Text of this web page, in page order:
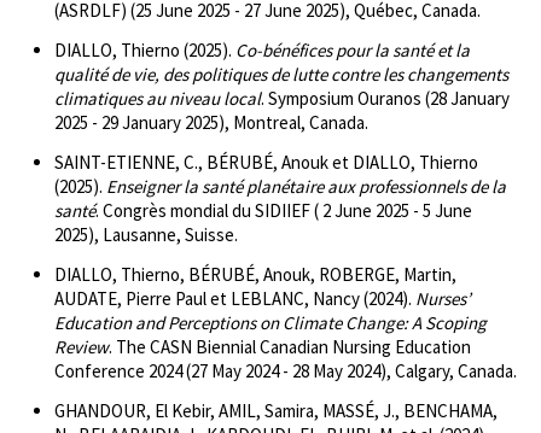
(ASRDLF) (25 June 2025 - 27 June 2025), Québec, Canada.
DIALLO, Thierno (2025). Co-bénéfices pour la santé et la
qualité de vie, des politiques de lutte contre les changements
climatiques au niveau local. Symposium Ouranos (28 January
2025 - 29 January 2025), Montreal, Canada.
SAINT-ETIENNE, C., BÉRUBÉ, Anouk et DIALLO, Thierno
(2025). Enseigner la santé planétaire aux professionnels de la
santé. Congrès mondial du SIDIIEF ( 2 June 2025 - 5 June
2025), Lausanne, Suisse.
DIALLO, Thierno, BÉRUBÉ, Anouk, ROBERGE, Martin,
AUDATE, Pierre Paul et LEBLANC, Nancy (2024). Nurses’
Education and Perceptions on Climate Change: A Scoping
Review. The CASN Biennial Canadian Nursing Education
Conference 2024 (27 May 2024 - 28 May 2024), Calgary, Canada.
GHANDOUR, El Kebir, AMIL, Samira, MASSÉ, J., BENCHAMA,